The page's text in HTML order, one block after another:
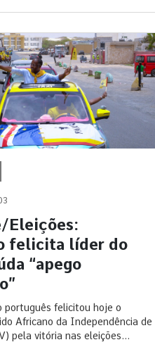
Eleições:
felicita líder do
“apego
português felicitou hoje o
Africano da Independência de
pela vitória nas eleições...